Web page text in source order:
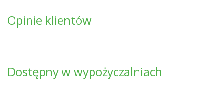
Opinie klientów
Dostępny w wypożyczalniach